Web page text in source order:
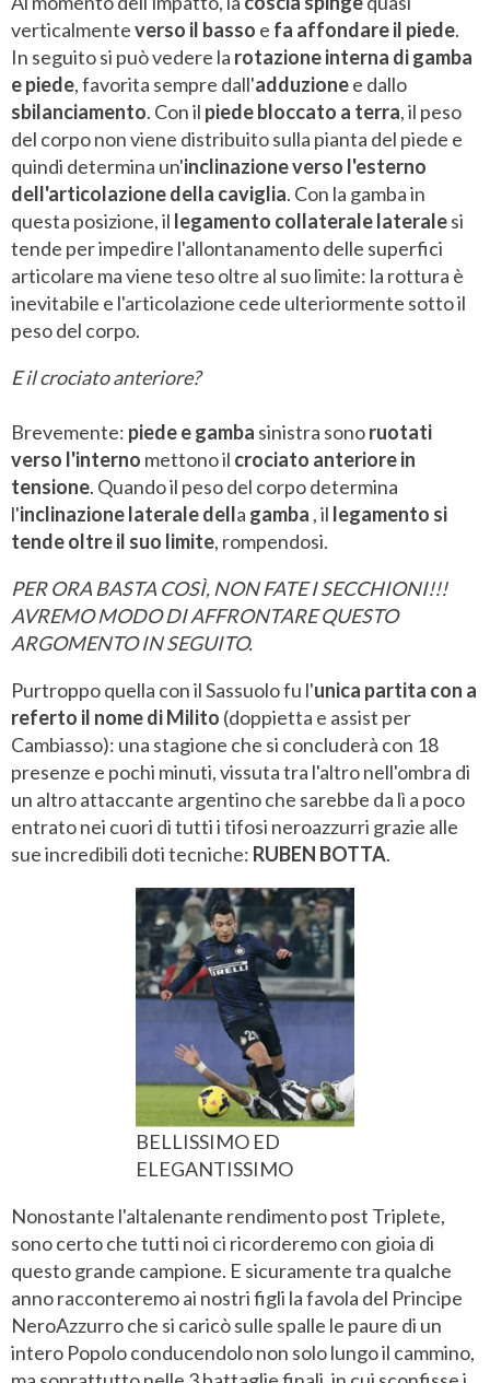
verticalmenteverso il basso e fa affondare il piede.
In seguito si può vedere la rotazione interna di gamba
e piede, favorita sempre dall'adduzionee dallo
sbilanciamento. Con il piede bloccato a terra, il peso
del corpo non viene distribuito sulla pianta del piede e
quindi determina un'inclinazione verso l'esterno
dell'articolazione della caviglia. Con la gamba in
questa posizione, il legamento collaterale lateralesi
tende per impedire l'allontanamento delle superfici
articolare ma viene teso oltre al suo limite: la rottura è
inevitabile e l'articolazione cede ulteriormente sotto il
peso del corpo.
E il crociato anteriore?
Brevemente: piede e gamba sinistra sonoruotati
verso l'interno mettono il crociato anteriore in
tensione. Quando il peso del corpo determina
l'inclinazione laterale della gamba , il legamento si
tende oltre il suo limite, rompendosi.
PER ORA BASTA COSÌ, NON FATE I SECCHIONI!!!
AVREMO MODO DI AFFRONTARE QUESTO
ARGOMENTO IN SEGUITO.
Purtroppo quella con il Sassuolo fu l'unica partita con a
referto il nome di Milito (doppietta e assist per
Cambiasso): una stagione che si concluderà con 18
presenze e pochi minuti, vissuta tra l'altro nell'ombra di
un altro attaccante argentino che sarebbe da lì a poco
entrato nei cuori di tutti i tifosi neroazzurri grazie alle
sue incredibili doti tecniche: RUBEN BOTTA.
BELLISSIMO ED
ELEGANTISSIMO
Nonostante l'altalenante rendimento post Triplete,
sono certo che tutti noi ci ricorderemo con gioia di
questo grande campione. E sicuramente tra qualche
anno racconteremo ai nostri figli la favola del Principe
NeroAzzurro che si caricò sulle spalle le paure di un
intero Popolo conducendolo non solo lungo il cammino,